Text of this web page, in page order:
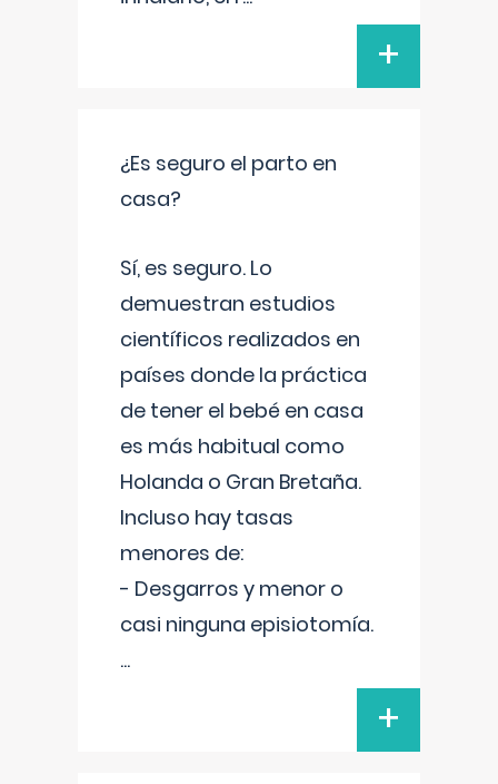
+
¿Es seguro el parto en
casa?
Sí, es seguro. Lo
demuestran estudios
científicos realizados en
países donde la práctica
de tener el bebé en casa
es más habitual como
Holanda o Gran Bretaña.
Incluso hay tasas
menores de:
- Desgarros y menor o
casi ninguna episiotomía.
...
+